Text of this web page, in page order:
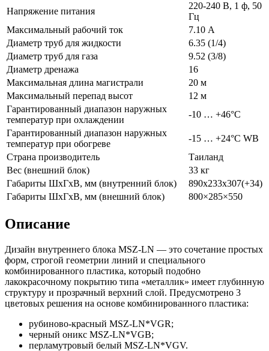
Напряжение питания
220-240 В, 1 ф, 50
Гц
Максимальный рабочий ток
7.10 А
Диаметр труб для жидкости
6.35 (1/4)
Диаметр труб для газа
9.52 (3/8)
Диаметр дренажа
16
Максимальная длина магистрали
20 м
Максимальный перепад высот
12 м
Гарантированный диапазон наружных
температур при охлаждении
-10 … +46°C
Гарантированный диапазон наружных
температур при обогреве
-15 … +24°C WB
Страна производитель
Таиланд
Вес (внешний блок)
33 кг
Габариты ШхГхВ, мм (внутренний блок)
890х233х307(+34)
Габариты ШхГхВ, мм (внешний блок)
800×285×550
Описание
Дизайн внутреннего блока MSZ-LN — это сочетание простых
форм, строгой геометрии линий и специального
комбинированного пластика, который подобно
лакокрасочному покрытию типа «металлик» имеет глубинную
структуру и прозрачный верхний слой. Предусмотрено 3
цветовых решения на основе комбинированного пластика:
рубиново-красный MSZ-LN*VGR;
черный оникс MSZ-LN*VGB;
перламутровый белый MSZ-LN*VGV.